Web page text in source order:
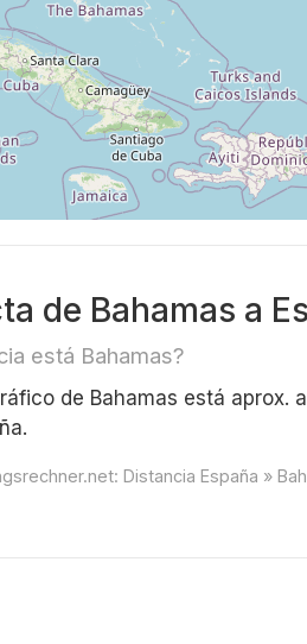
de Bahamas a
está Bahamas?
de Bahamas está aprox.
Distancia España »